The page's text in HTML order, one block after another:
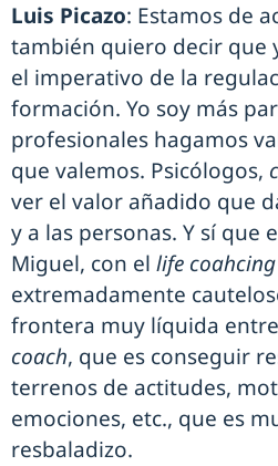
Luis Picazo: Estamos de
también quiero decir que
el imperativo de la
formación. Yo soy más
profesionales hagamos
que valemos. Psicólogos,
ver el valor añadido que
y a las personas. Y sí que
Miguel, con el life coahcing
extremadamente
frontera muy líquida
coach, que es conseguir
terrenos de actitudes,
emociones, etc., que es
resbaladizo.